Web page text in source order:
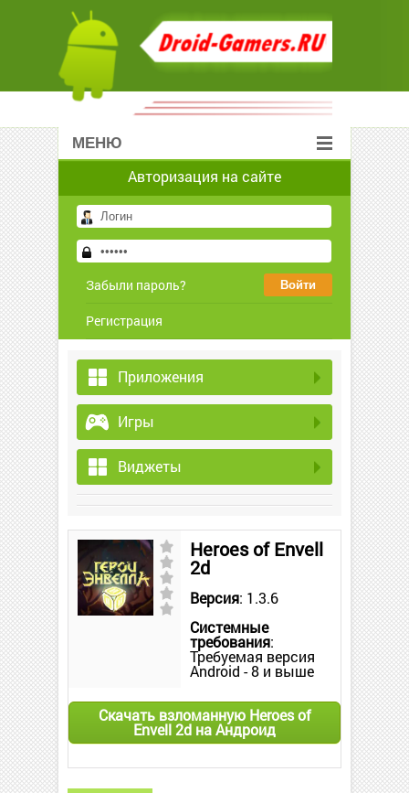
МЕНЮ
Авторизация на сайте
Забыли пароль?
Регистрация
Приложения
Игры
Виджеты
Heroes of Envell
2d
Версия: 1.3.6
Системные
требования:
Требуемая версия
Android - 8 и выше
Скачать взломанную Heroes of
Envell 2d на Андроид